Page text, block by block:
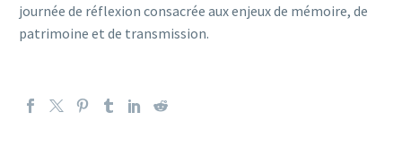
journée de réflexion consacrée aux enjeux de mémoire, de
patrimoine et de transmission.